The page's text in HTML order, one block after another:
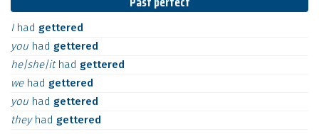
I had gettered
you had gettered
he|she|it had gettered
we had gettered
you had gettered
they had gettered